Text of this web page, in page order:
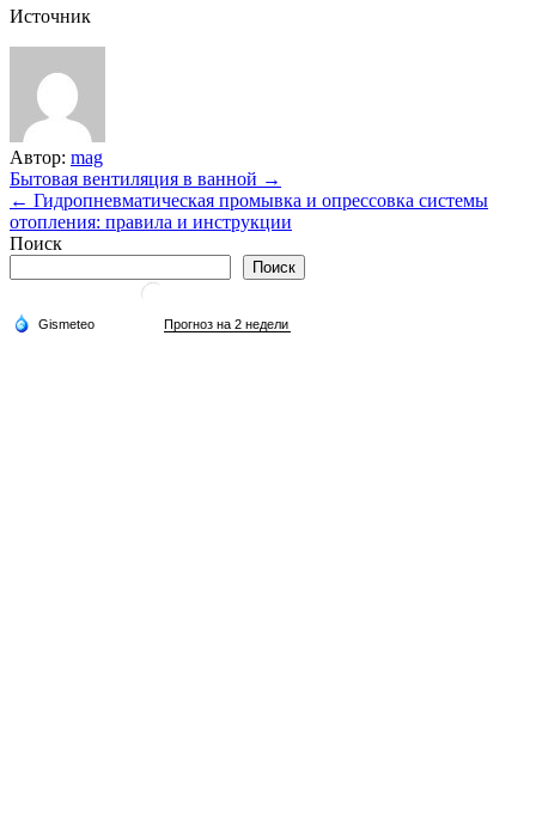
Источник
Автор: mag
Навигация
по
записям
Бытовая вентиляция в ванной →
← Гидропневматическая промывка и опрессовка системы
отопления: правила и инструкции
Поиск
Поиск